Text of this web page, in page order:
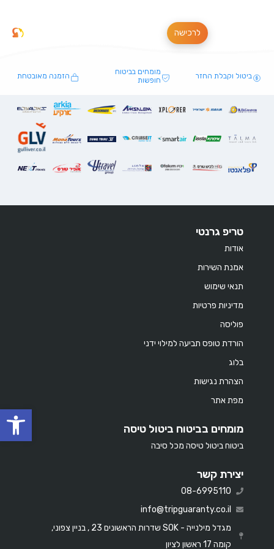
לרכישה
ביטול וקבלת החזר
מומחים בביטוח
חופשות
הזמנה מאובטחת
טריפ גרנטי
אודות
אמנת השירות
תנאי שימוש
מדיניות פרטיות
פוליסה
הורדת טופס תביעה למילוי ידני
בלוג
הצהרת נגישות
מפת אתר
מומחים בביטוח ביטול טיסה
ביטוח ביטול טיסה מכל סיבה
יצירת קשר
08-6995110
info@tripguaranty.co.il
מגדל מילנייה - SOK שדרות הראשונים 23 , בניין צפוני,
קומה 17 ראשון לציון